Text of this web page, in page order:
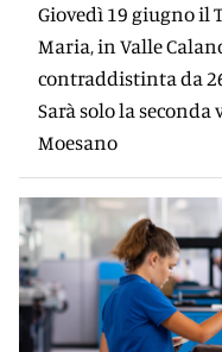
Giovedì 19 giugno il
Maria, in Valle
contraddistinta da
Sarà solo la seconda
Moesano